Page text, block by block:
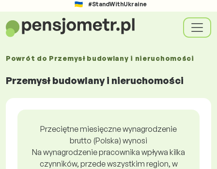
#StandWithUkraine
Powrót do Przemysł budowlany i nieruchomości
Przemysł budowlany i nieruchomości
Przeciętne miesięczne wynagrodzenie
brutto (Polska) wynosi
Na wynagrodzenie pracownika wpływa kilka
czynników, przede wszystkim region, w